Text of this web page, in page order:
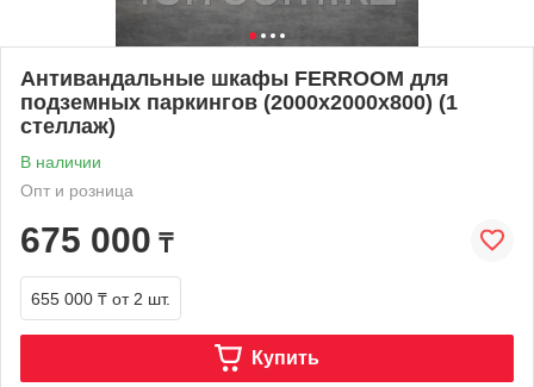
Антивандальные шкафы FERROOM для
подземных паркингов (2000х2000х800) (1
стеллаж)
В наличии
Опт и розница
675 000 ₸
655 000 ₸ от 2 шт.
Купить